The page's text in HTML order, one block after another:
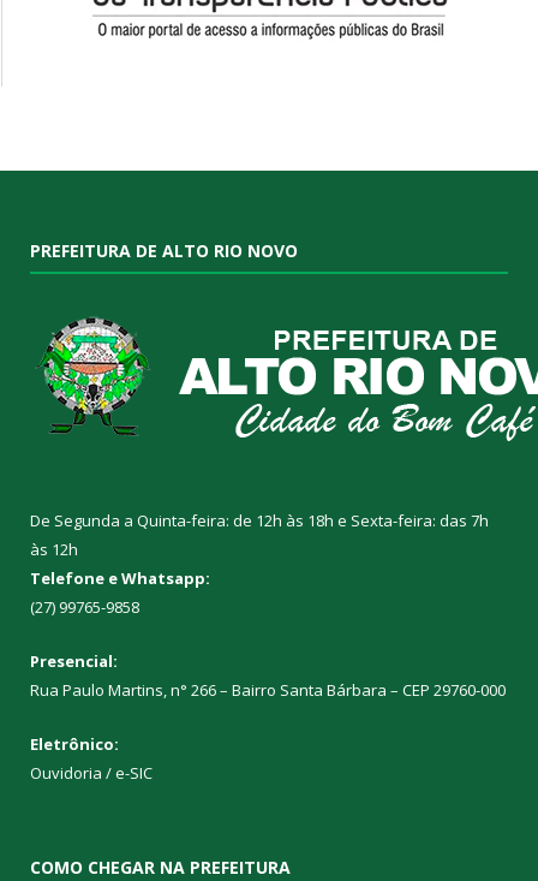
PREFEITURA DE ALTO RIO NOVO
De Segunda a Quinta-feira: de 12h às 18h e Sexta-feira: das 7h
às 12h
Telefone e Whatsapp:
(27) 99765-9858
Presencial:
Rua Paulo Martins, n° 266 – Bairro Santa Bárbara – CEP 29760-000
Eletrônico:
Ouvidoria /e-SIC
COMO CHEGAR NA PREFEITURA